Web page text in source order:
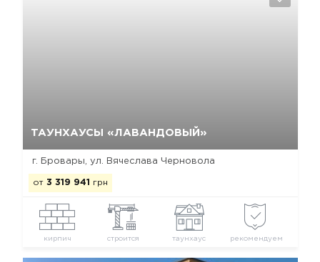
ТАУНХАУСЫ «ЛАВАНДОВЫЙ»
г. Бровары, ул. Вячеслава Черновола
от 3 319 941 грн
кирпич строится таунхаус рекомендуем